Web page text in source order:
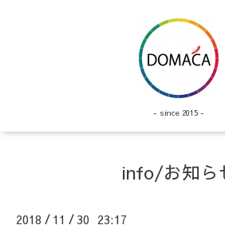
- since 2015 -
info/お知ら
2018 / 11 /30 23:17